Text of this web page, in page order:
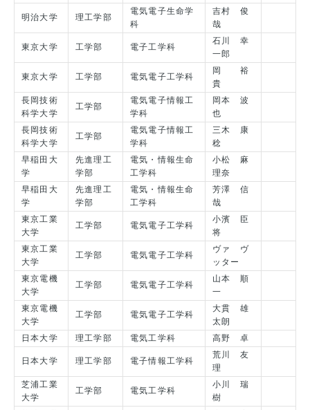
明治大学 理工学部
電気電子生命学
科
吉村 俊
哉
東京大学 工学部 電子工学科
石川 幸
一郎
東京大学 工学部 電気電子工学科
岡 裕
貴
長岡技術
科学大学
工学部
電気電子情報工
学科
岡本 波
也
長岡技術
科学大学
工学部
電気電子情報工
学科
三木 康
稔
早稲田大
学
先進理工
学部
電気・情報生命
工学科
小松 麻
理奈
早稲田大
学
先進理工
学部
電気・情報生命
工学科
芳澤 信
哉
東京工業
大学
工学部 電気電子工学科
小濱 臣
将
東京工業
大学
工学部 電気電子工学科
ヴァ ヴ
ッター
東京電機
大学
工学部 電気電子工学科
山本 順
一
東京電機
大学
工学部 電気電子工学科
大貫 雄
太朗
日本大学
理工学部 電気工学科 高野 卓
日本大学 理工学部 電子情報工学科
荒川 友
理
芝浦工業
大学
工学部 電気工学科
小川 瑞
樹